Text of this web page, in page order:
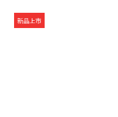
新品上市